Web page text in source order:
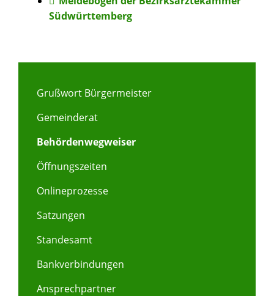
Südwürttemberg
Grußwort Bürgermeister
Gemeinderat
Behördenwegweiser
Öffnungszeiten
Onlineprozesse
Satzungen
Standesamt
Bankverbindungen
Ansprechpartner